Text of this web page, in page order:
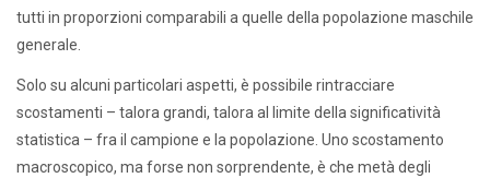
tutti in proporzioni comparabili a quelle della popolazione maschile
generale.
Solo su alcuni particolari aspetti, è possibile rintracciare
scostamenti – talora grandi, talora al limite della significatività
statistica – fra il campione e la popolazione. Uno scostamento
macroscopico, ma forse non sorprendente, è che metà degli